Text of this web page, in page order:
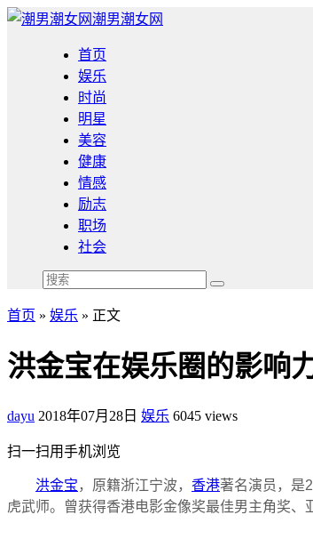
潮男潮女网
首页
娱乐
时尚
明星
美容
健康
情感
励志
职场
社会
首页 » 娱乐 » 正文
洪金宝在娱乐圈的影响
dayu 2018年07月28日 娱乐 6045 views
扫一扫用手机浏览
洪金宝 ，原籍浙江宁波， 香港著名演员，是
虎武师。曾获得香港电影金像奖最佳男主角奖、